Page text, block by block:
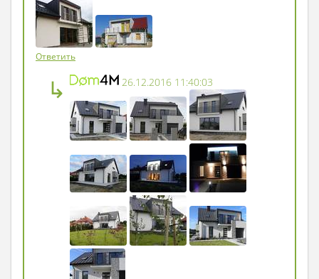
сюрпризами во всем!»
Ответить
↳ 26.12.2016 11:40:03